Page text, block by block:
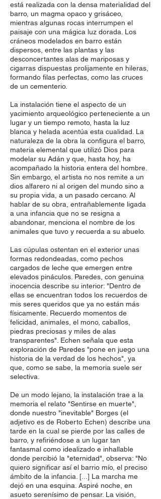
está realizada con la densa materialidad del
barro, un magma opaco y grisáceo,
mientras algunas rocas interrumpen el
paisaje con una mágica luz dorada. Los
cráneos modelados en barro están
dispersos, entre las plantas y las
desconcertantes alas de mariposas y
cigarras dispuestas prolijamente en hileras,
formando filas perfectas, como las cruces
de un cementerio.
La instalación tiene el aspecto de un
yacimiento arqueológico perteneciente a un
lugar y un tiempo remoto, hasta la luz
blanca y helada acentúa esta cualidad. La
naturaleza de la obra la configura el barro,
materia elemental que utilizó Dios para
modelar su Adán y que, hasta hoy, ha
acompañado la historia entera del hombre.
Sin embargo, el artista no nos remite a un
dios alfarero ni al origen del mundo sino a
su propia vida, a un pasado cercano. Al
hablar de su obra, entrañablemente ligada
a una infancia que no se resigna a
abandonar, menciona el nombre de los
animales que tuvo y recuerda a su abuelo.
Las cúpulas ostentan en el exterior unas
formas redondeadas, como pechos
cargados de leche que emergen entre
elevados pináculos. Paredes, con genuina
inocencia describe su interior: "Dentro de
ellas se encuentran todos los recuerdos de
mis seres queridos que ya no están más
físicamente. Recuerdo momentos de
felicidad, animales, el mono, caballos,
piedras preciosas y miles de alas
transparentes". Echen señala que esta
exploración de Paredes "pone en juego una
historia de la verdad de los hechos", ya
que, como se sabe, la memoria suele ser
selectiva.
De un modo lejano, la instalación trae a la
memoria el relato "Sentirse en muerte",
donde nuestro "inevitable" Borges (el
adjetivo es de Roberto Echen) describe una
tarde en la cual se pierde por las calles de
barro, y refiriéndose a un lugar tan
fantasmal como idealizado e inhallable
donde percibió la "eternidad", observa: "No
quiero significar así el barrio mío, el preciso
ámbito de la infancia. [...] La marcha me
dejó en una esquina. Aspiré noche, en
asueto serenísimo de pensar. La visión,